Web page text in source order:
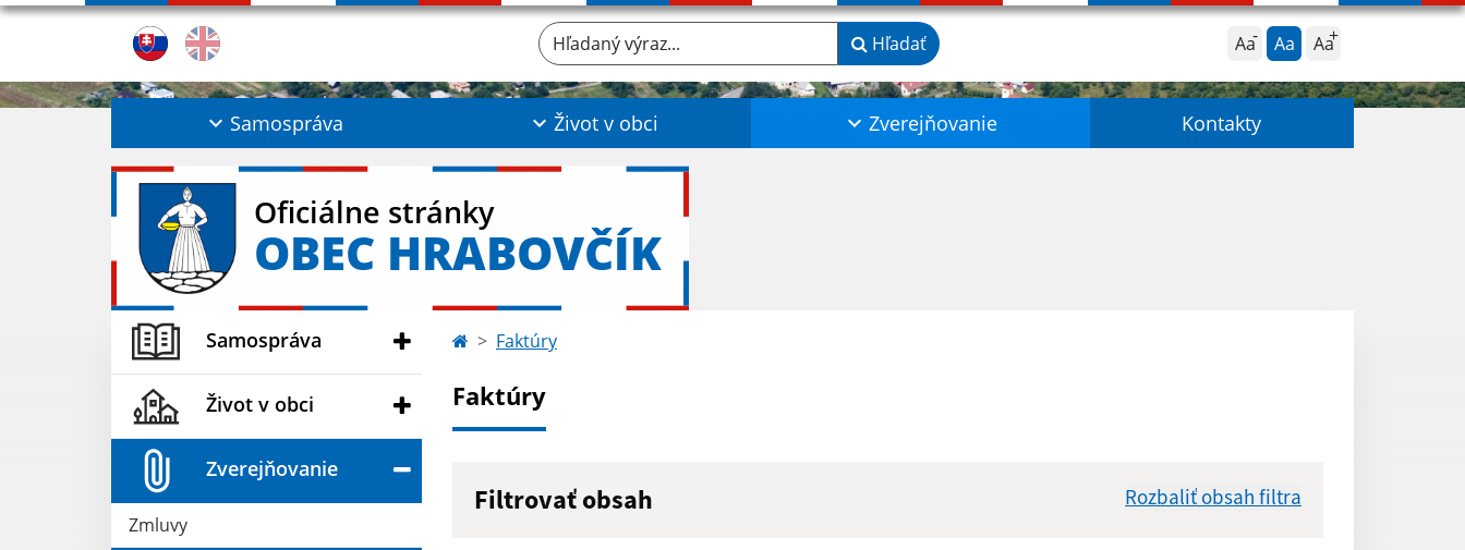
Aa Aa Aa
Hľadaný výraz... Hľadať
Samospráva Život v obci Zverejňovanie Kontakty
Oficiálne stránky
OBEC HRABOVČÍK
Samospráva
Život v obci
Zverejňovanie
Zmluvy
Faktúry
Faktúry
Filtrovať obsah
Rozbaliť obsah filtra